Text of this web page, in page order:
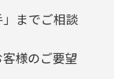
までご相談
様のご要望